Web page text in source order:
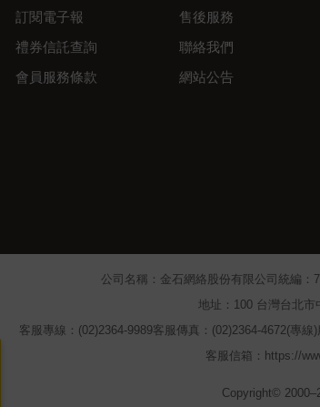
訂閱電子報
禮券信託查詢
會員服務條款
售後服務
聯絡我們
網站公告
公司名稱：金石網絡股份有限公司 統編：
地址：100 台灣台北
客服專線：(02)2364-9989客服傳真：(02)2364-4672(專線)
客服信箱：https://
Copyright©